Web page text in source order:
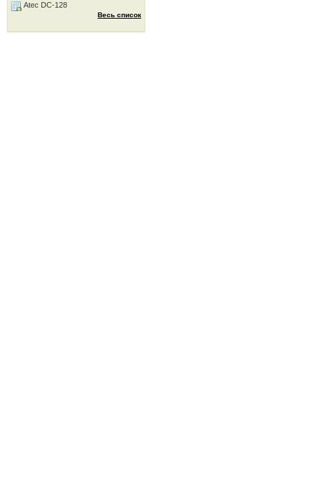
Atec DC-128
Весь список